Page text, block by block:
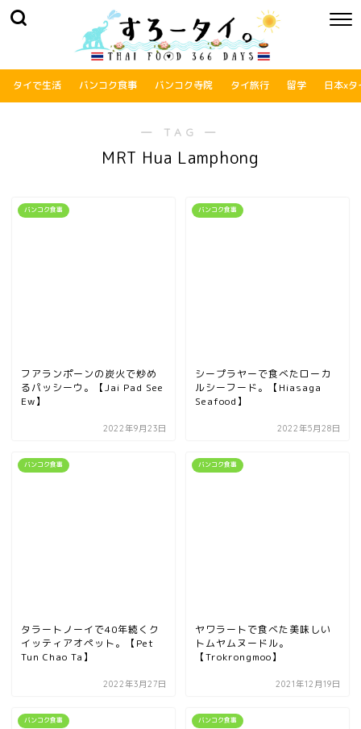
タイで生活 バンコク食事 バンコク寺院 タイ旅行 留学 日本xタ
― TAG ―
MRT Hua Lamphong
バンコク食事
フアランポーンの炭火で炒め
るパッシーウ。【Jai Pad See
Ew】
2022年9月23日
バンコク食事
シープラヤーで食べたローカ
ルシーフード。【Hiasaga
Seafood】
2022年5月28日
バンコク食事
タラートノーイで40年続くク
イッティアオペット。【Pet
Tun Chao Ta】
2022年3月27日
バンコク食事
ヤワラートで食べた美味しい
トムヤムヌードル。
【Trokrongmoo】
2021年12月19日
バンコク食事 バンコク食事